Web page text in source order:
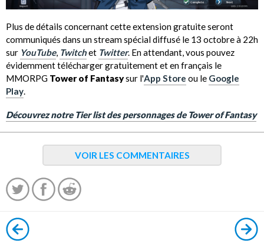
Plus de détails concernant cette extension gratuite seront
communiqués dans un stream spécial diffusé le 13 octobre à 22h
sur YouTube, Twitchet Twitter. En attendant, vous pouvez
évidemment télécharger gratuitement et en français le
MMORPG Tower of Fantasysur l'App Store ou le Google
Play.
Découvrez notre Tier list des personnages de Tower of Fantasy
VOIR LES COMMENTAIRES